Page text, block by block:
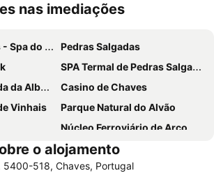
nas imediações
Imperador
Pedras Salgadas
SPA Termal de Pedras Salgadas
do Azibo
Casino de Chaves
Vinhais
Parque Natural do Alvão
Núcleo Ferroviário de Arco de Baúlhe
Caldas de Carlão
do Linho
o alojamento
5400-518, Chaves, Portugal